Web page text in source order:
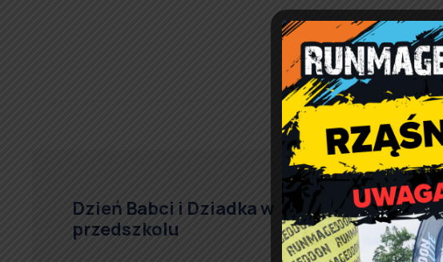
Dzień Babci i Dziadka w
przedszkolu